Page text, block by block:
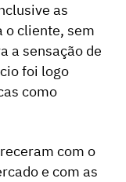
as
o cliente, sem
a sensação de
foi logo
como
com o
e com as